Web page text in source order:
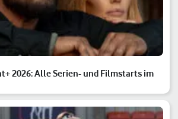
2026: Alle Serien- und Filmstarts im